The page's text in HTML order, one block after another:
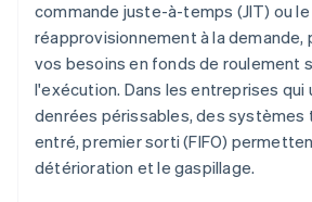
commande juste-à-temps (JIT) ou le
réapprovisionnement à la demande,
vos besoins en fonds de roulement
l'exécution. Dans les entreprises qui
denrées périssables, des systèmes
entré, premier sorti (FIFO)
détérioration et le gaspillage.